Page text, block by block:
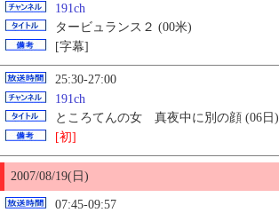
191ch
タービュランス２ (00米)
[字幕]
25:30-27:00
191ch
ところてんの女 真夜中に別の顔 (06日)
[初]
2007/08/19(日)
07:45-09:57